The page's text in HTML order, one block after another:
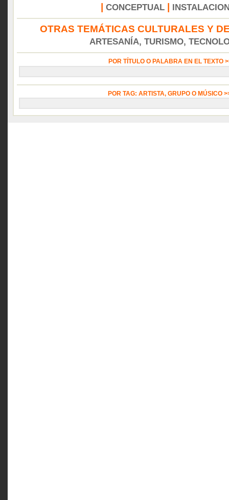
CONCEPTUAL
OTRAS TEMÁTICAS CULTURALES Y
ARTESANÍA, TURISMO,
POR TÍTULO O PALABRA EN EL TEXTO
POR TAG: ARTISTA, GRUPO O MÚSICO